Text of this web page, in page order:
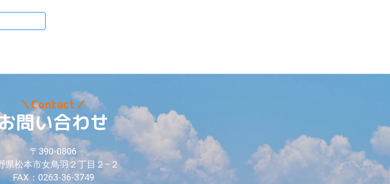
＼Contact／
問い合わせ
〒390-0806
県松本市女鳥羽２丁目２−２
FAX：0263-36-3749